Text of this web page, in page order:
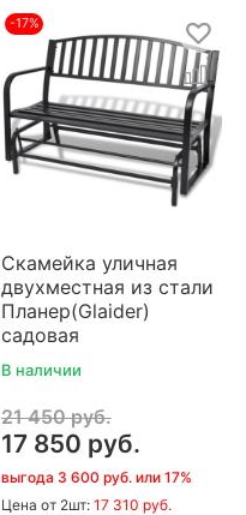
-17%
Скамейка уличная
двухместная из стали
Планер(Glaider)
садовая
В наличии
21 450 руб.
17 850 руб.
выгода 3 600 руб. или 17%
Цена от 2шт: 17 310 руб.